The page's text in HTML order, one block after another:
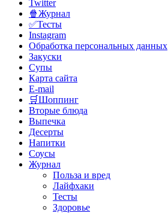
Twitter
🍿Журнал
✅Тесты
Instagram
Обработка персональных данных
Закуски
Супы
Карта сайта
E-mail
🛒Шоппинг
Вторые блюда
Выпечка
Десерты
Напитки
Соусы
Журнал
Польза и вред
Лайфхаки
Тесты
Здоровье